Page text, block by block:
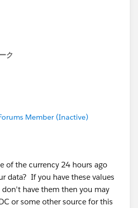
<=
Date] )= TODAY() THEN
work out percentages with the
ク
Member (Inactive)
of the currency 24 hours ago
data? If you have these values
have them then you may
or some other source for this